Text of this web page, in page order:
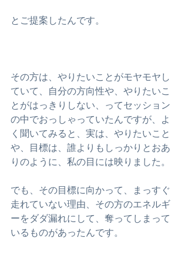
とご提案したんです。
その方は、やりたいことがモヤモヤし
ていて、自分の方向性や、やりたいこ
とがはっきりしない、ってセッション
の中でおっしゃっていたんですが、よ
く聞いてみると、実は、やりたいこと
や、目標は、誰よりもしっかりとおあ
りのように、私の目には映りました。
でも、その目標に向かって、まっすぐ
走れていない理由、その方のエネルギ
ーをダダ漏れにして、奪ってしまって
いるものがあったんです。